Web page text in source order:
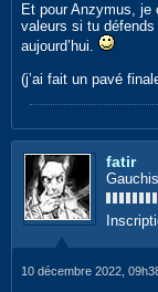
Et pour Anzymus, je
valeurs si tu défends
aujourd’hui.
(j’ai fait un pavé
fatir
10 décembre 2022,